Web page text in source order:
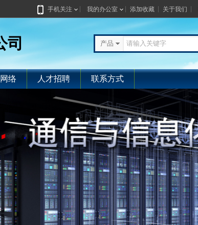
手机关注 我的办公室 添加收藏 关于我们
司 产品
络 人才招聘 联系方式